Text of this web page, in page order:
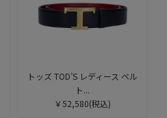
トッズ TOD’S レディース ベル
ト...
￥52,580(税込)